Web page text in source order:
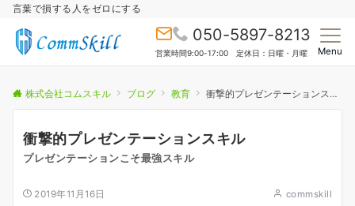
言葉で損する人をゼロにする
050-5897-8213
営業時間9:00-17:00 定休日：日曜・月曜 Menu
株式会社コムスキル ブログ 教育 衝撃的プレゼンテーションスキル
衝撃的プレゼンテーションスキル
プレゼンテーションこそ最強スキル
2019年11月16日 commskill